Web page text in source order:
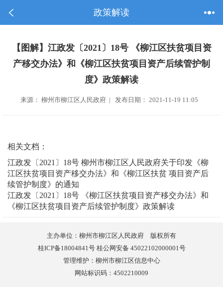
政策解读
【图解】江政发〔2021〕18号 《柳江区扶贫项目资
产移交办法》和《柳江区扶贫项目资产后续管护制
度》政策解读
来源： 柳州市柳江区人民政府 | 发布日期： 2021-11-19 11:05
相关文档：
江政发〔2021〕18号 柳州市柳江区人民政府关于印发《柳
江区扶贫项目资产移交办法》和《柳江区扶贫 项目资产后
续管护制度》的通知
江政发〔2021〕18号 《柳江区扶贫项目资产移交办法》和
《柳江区扶贫项目资产后续管护制度》政策解读
主办单位：柳州市柳江区人民政府 版权所有
桂ICP备18004841号 桂公网安备 45022102000001号
管理维护：柳州市柳江区信息中心
网站标识码：4502210009